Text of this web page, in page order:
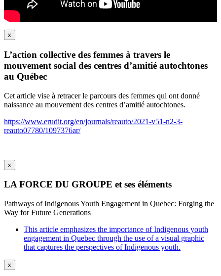
x
L’action collective des femmes à travers le
mouvement social des centres d’amitié autochtones
au Québec
Cet article vise à retracer le parcours des femmes qui ont donné
naissance au mouvement des centres d’amitié autochtones.
https://www.erudit.org/en/journals/reauto/2021-v51-n2-3-
reauto07780/1097376ar/
x
LA FORCE DU GROUPE et ses éléments
Pathways of Indigenous Youth Engagement in Quebec: Forging the
Way for Future Generations
This article emphasizes the importance of Indigenous youth
engagement in Quebec through the use of a visual graphic
that captures the perspectives of Indigenous youth.
x